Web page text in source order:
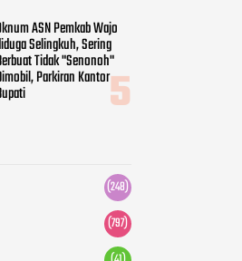
(248)
(797)
(266)
(47)